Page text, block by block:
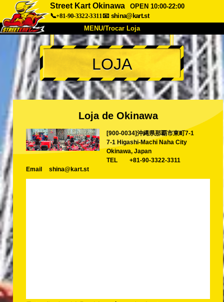
Street Kart Okinawa
OPEN 10:00-22:00
📞+81-90-3322-3311📧 shina@kart.st
MENU/Trocar Loja
INÍCIO
Sobre Especificações Preços
Acesso Opiniões FAQ
Empresa Reserva
Trocar Loja
Tokyo Shinagawa Tokyo Akihabara#1
Tokyo Akihabara#2 Tokyo Shibuya
Tokyo Shibuya Annex
LOJA
Loja de Okinawa
[900-0034]沖縄県那覇市東町7-1
7-1 Higashi-Machi Naha City
Okinawa, Japan
TEL
+81-90-3322-3311
Email
shina@kart.st